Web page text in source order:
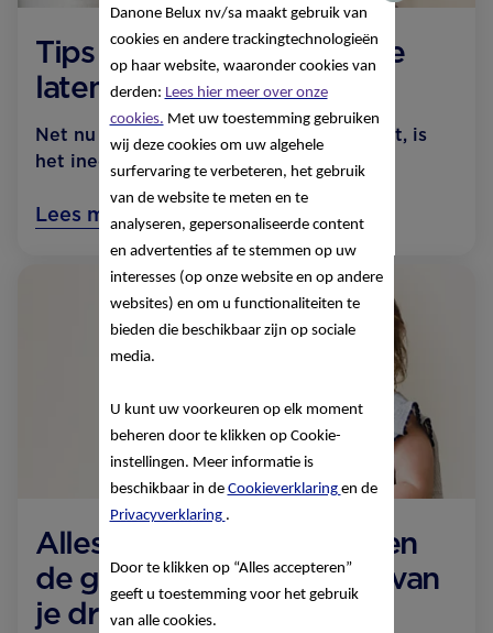
Tips om je peuter beter te
laten eten
Net nu je weet wat je kindje lekker vindt, is
het ineens weer afgelopen.
Lees meer
Alles over dreumesmelk en
de groei en ontwikkeling van
je dreumes
Danone Belux nv/sa maakt gebruik van
cookies en andere trackingtechnologieën
op haar website, waaronder cookies van
derden: Lees hier meer over onze
cookies. Met uw toestemming gebruiken
wij deze cookies om uw algehele
surfervaring te verbeteren, het gebruik
van de website te meten en te
analyseren, gepersonaliseerde content
en advertenties af te stemmen op uw
interesses (op onze website en op andere
websites) en om u functionaliteiten te
bieden die beschikbaar zijn op sociale
media.
U kunt uw voorkeuren op elk moment
beheren door te klikken op Cookie-
instellingen. Meer informatie is
beschikbaar in de Cookieverklaring en de
Privacyverklaring .
Door te klikken op “Alles accepteren”
geeft u toestemming voor het gebruik
van alle cookies.